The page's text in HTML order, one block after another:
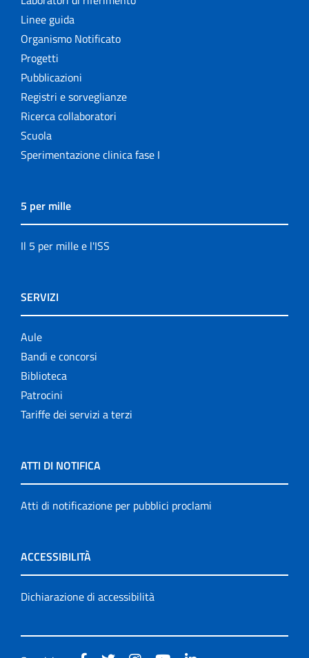
Linee guida
Organismo Notificato
Progetti
Pubblicazioni
Registri e sorveglianze
Ricerca collaboratori
Scuola
Sperimentazione clinica fase I
5 per mille
Il 5 per mille e l'ISS
SERVIZI
Aule
Bandi e concorsi
Biblioteca
Patrocini
Tariffe dei servizi a terzi
ATTI DI NOTIFICA
Atti di notificazione per pubblici proclami
ACCESSIBILITÀ
Dichiarazione di accessibilità